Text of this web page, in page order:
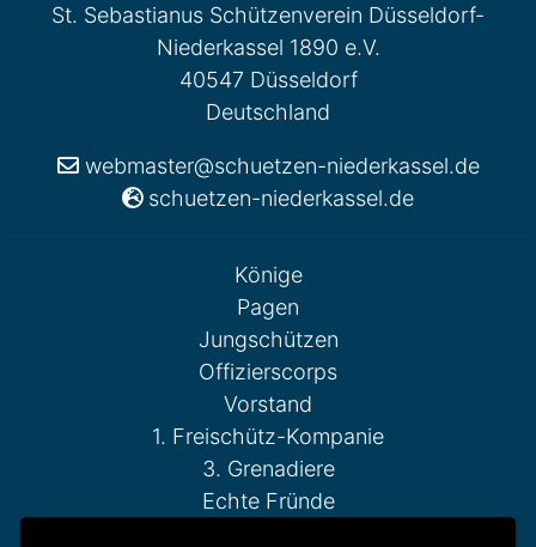
St. Sebastianus Schützenverein Düsseldorf-
Niederkassel 1890 e.V.
40547 Düsseldorf
Deutschland
webmaster@schuetzen-niederkassel.de
schuetzen-niederkassel.de
Könige
Pagen
Jungschützen
Offizierscorps
Vorstand
1. Freischütz-Kompanie
3. Grenadiere
Echte Fründe